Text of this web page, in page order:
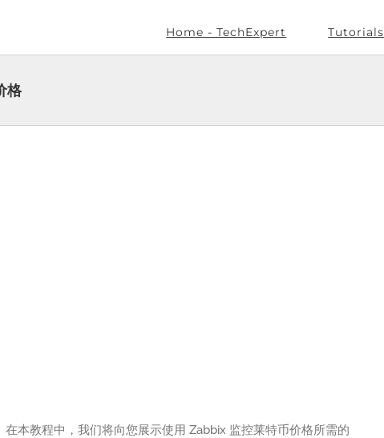
Home - TechExpert Tutorials
格
本教程中，我们将向您展示使用 Zabbix 监控莱特币价格所需的